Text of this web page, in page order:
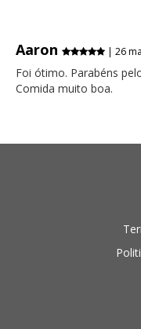
Aaron | 26
Foi ótimo. Parabéns
Comida muito boa.